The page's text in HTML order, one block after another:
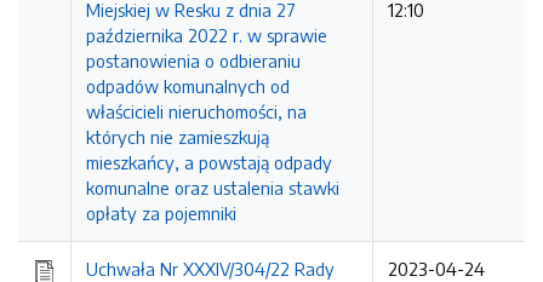
Miejskiej w Resku z dnia 27
października 2022 r. w sprawie
postanowienia o odbieraniu
odpadów komunalnych od
właścicieli nieruchomości, na
których nie zamieszkują
mieszkańcy, a powstają odpady
komunalne oraz ustalenia stawki
opłaty za pojemniki
12:10
Uchwała Nr XXXIV/304/22 Rady
2023-04-24